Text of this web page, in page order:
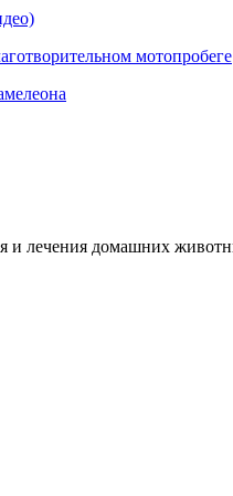
мотопробеге
и лечения домашних